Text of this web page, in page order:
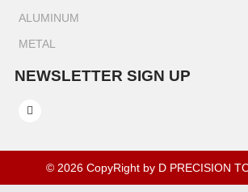
ALUMINUM
METAL
NEWSLETTER SIGN UP
© 2026 CopyRight by D PRECISION